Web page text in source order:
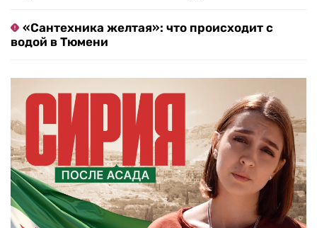
«Сантехника желтая»: что происходит с
водой в Тюмени